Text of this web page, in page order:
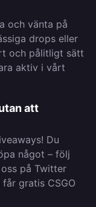
och vänta på
drops eller
och pålitligt sätt
aktiv i vårt
att
Du
något – följ
på Twitter
gratis CSGO